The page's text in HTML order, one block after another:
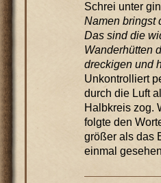
Schrei unter
Namen bringst
Das sind die
Wanderhütten
dreckigen und
Unkontrolliert
durch die Luft
Halbkreis zog.
folgte den
größer als das
einmal